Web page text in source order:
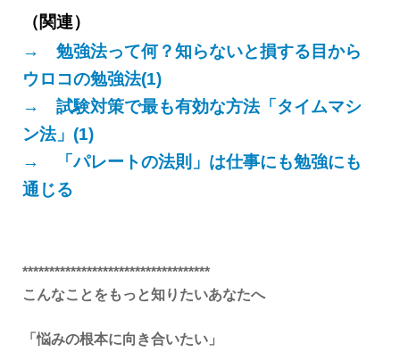
（関連）
→ 勉強法って何？知らないと損する目から
ウロコの勉強法(1)
→ 試験対策で最も有効な方法「タイムマシ
ン法」(1)
→ 「パレートの法則」は仕事にも勉強にも
通じる
***********************************
こんなことをもっと知りたいあなたへ
「悩みの根本に向き合いたい」